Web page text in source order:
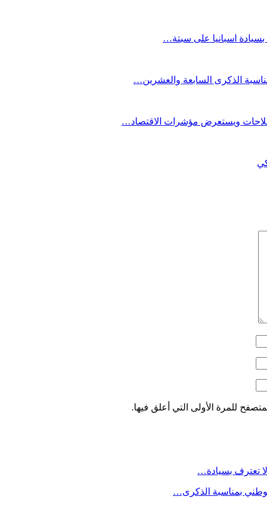
اسبانيا على سبتة…
الذكرى السابعة والعشرين…
ويستعرض مؤشرات الاقتصاد…
للمرة الأولى التي أعلق فيها.
تعترف بسيادة…
بمناسبة الذكرى…